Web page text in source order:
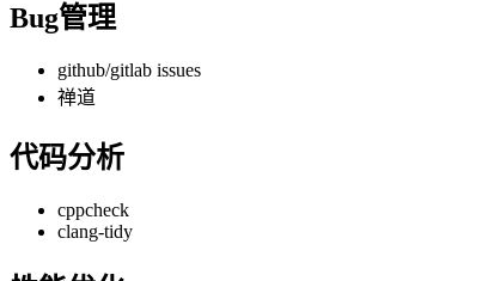
Bug管理
github/gitlab issues
禅道
代码分析
cppcheck
clang-tidy